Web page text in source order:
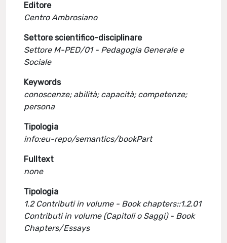
Editore
Centro Ambrosiano
Settore scientifico-disciplinare
Settore M-PED/01 - Pedagogia Generale e
Sociale
Keywords
conoscenze; abilità; capacità; competenze;
persona
Tipologia
info:eu-repo/semantics/bookPart
Fulltext
none
Tipologia
1.2 Contributi in volume - Book chapters::1.2.01
Contributi in volume (Capitoli o Saggi) - Book
Chapters/Essays